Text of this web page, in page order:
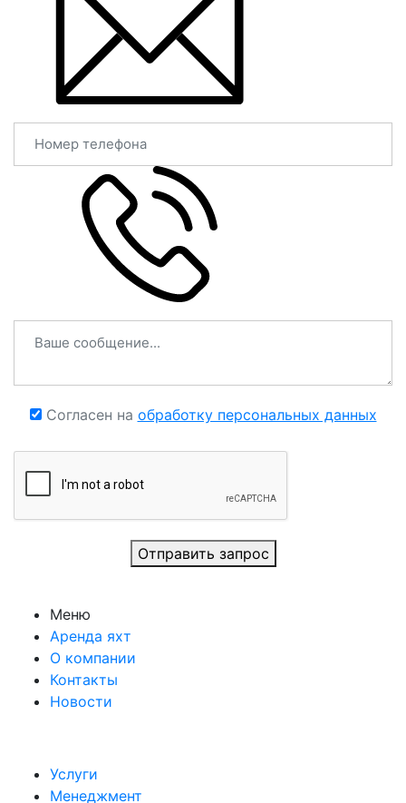
Согласен на обработку персональных данных
Отправить запрос
Меню
Аренда яхт
О компании
Контакты
Новости
Услуги
Менеджмент